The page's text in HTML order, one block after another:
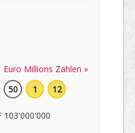
Euro Millions Zahlen »
50 1 12
103'000'000